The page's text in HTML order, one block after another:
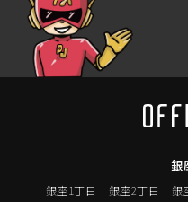
銀
銀座1丁目 銀座2丁目 銀